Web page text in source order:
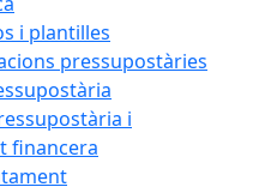
i plantilles
pressupostàries
i
financera